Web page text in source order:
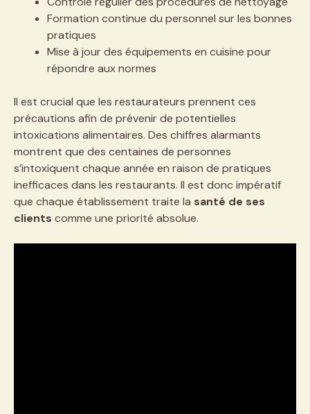
Formation continue du personnel sur les bonnes
pratiques
Mise à jour des équipements en cuisine pour
répondre aux normes
Il est crucial que les restaurateurs prennent ces
précautions afin de prévenir de potentielles
intoxications alimentaires. Des chiffres alarmants
montrent que des centaines de personnes
s’intoxiquent chaque année en raison de pratiques
inefficaces dans les restaurants. Il est donc impératif
que chaque établissement traite la santé de ses
clients comme une priorité absolue.